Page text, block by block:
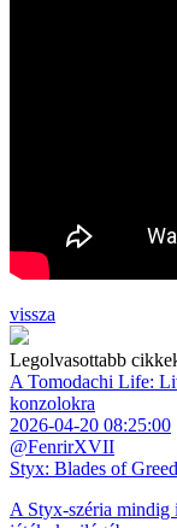
vissza
Legolvasottabb
A Tomodachi Life:
konzolokra
2026-04-20 08:25:00
@FenrirXVII
Styx: Blades of
A Styx-széria mindig